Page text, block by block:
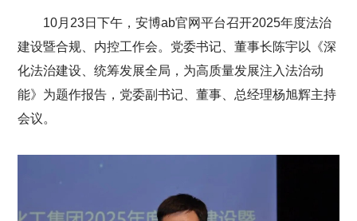
10月23日下午，安博ab官网平台召开2025年度法治
建设暨合规、内控工作会。党委书记、董事长陈宇以《深
化法治建设、统筹发展全局，为高质量发展注入法治动
能》为题作报告，党委副书记、董事、总经理杨旭辉主持
会议。